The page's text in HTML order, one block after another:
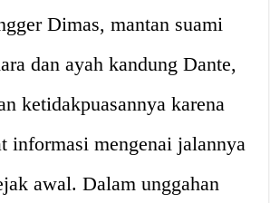
Dimas, mantan suami
dan ayah kandung Dante,
ketidakpuasannya karena
informasi mengenai jalannya
awal. Dalam unggahan